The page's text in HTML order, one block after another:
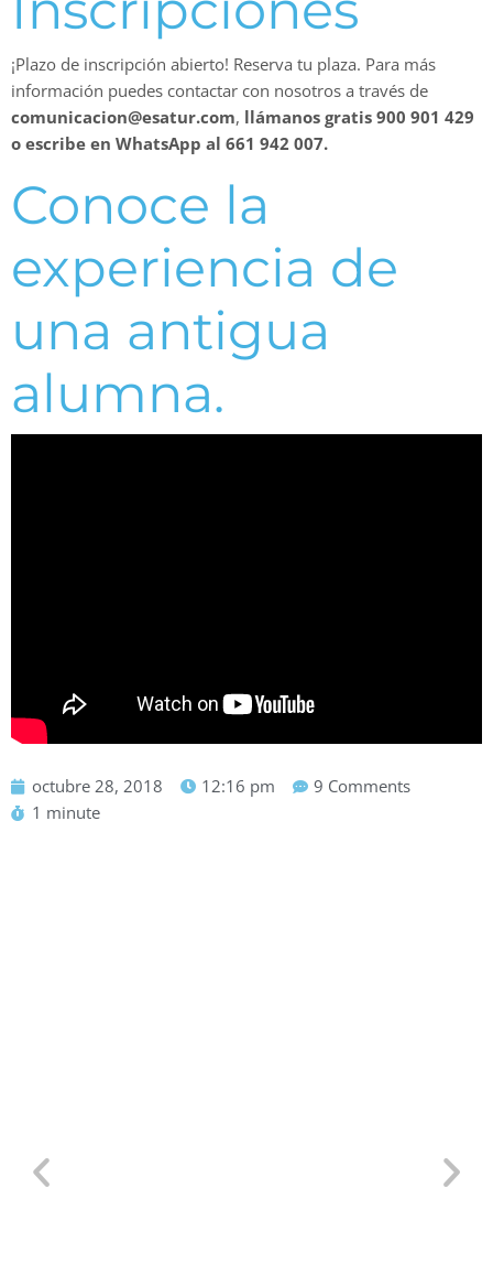
¡Plazo de inscripción abierto! Reserva tu plaza. Para más
información puedes contactar con nosotros a través de
comunicacion@esatur.com, llámanos gratis 900 901 429
o escribe en WhatsApp al 661 942 007.
Conoce la
experiencia de
una antigua
alumna.
octubre 28, 2018 12:16 pm
9 Comments
1 minute
Defensa Personal para TCP: